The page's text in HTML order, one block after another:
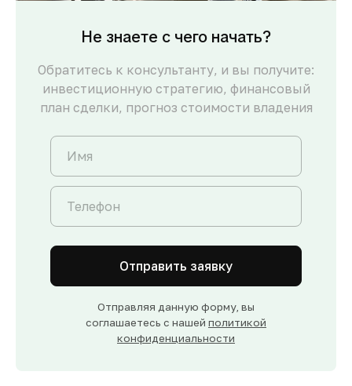
Не знаете с чего начать?
Обратитесь к консультанту, и вы получите:
инвестиционную стратегию, финансовый
план сделки, прогноз стоимости владения
Отправить заявку
Отправляя данную форму, вы
соглашаетесь с нашей политикой
конфиденциальности